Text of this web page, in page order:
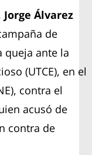
Jorge Álvarez
de
queja ante la
(UTCE), en el
contra el
acusó de
contra de